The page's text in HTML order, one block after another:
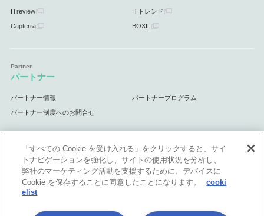
ITreview ITトレンド
Capterra BOXIL
パートナー
パートナー情報 パートナープログラム
パートナー制度へのお問合せ
サポート
サポート情報
「すべての Cookie を受け入れる」をクリックすると、サイ
トナビゲーションを強化し、サイトの使用状況を分析し、
弊社のマーケティング活動を支援するために、デバイスに
Cookie を保存することに同意したことになります。
cooki
elist